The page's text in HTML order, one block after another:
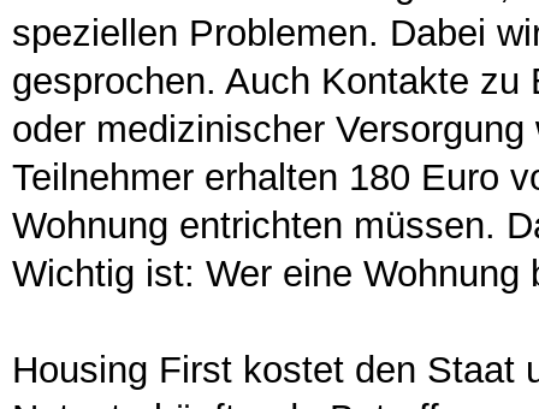
speziellen Problemen. Dabei
gesprochen. Auch Kontakte
oder medizinischer
Teilnehmer erhalten 180 Euro
Wohnung entrichten müssen.
Wichtig ist: Wer eine
Housing First kostet den Staat